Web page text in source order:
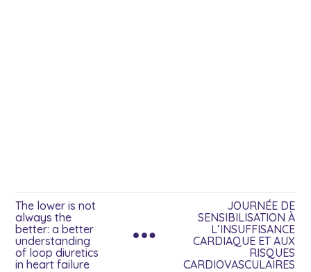
The lower is not
always the
better: a better
understanding
of loop diuretics
in heart failure
JOURNÉE DE
SENSIBILISATION À
L’INSUFFISANCE
CARDIAQUE ET AUX
RISQUES
CARDIOVASCULAIRES